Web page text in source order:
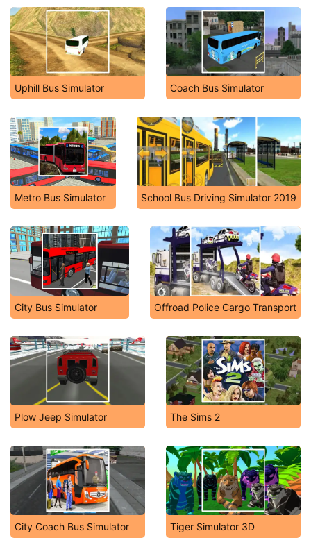
Uphill Bus Simulator Coach Bus Simulator
Metro Bus Simulator School Bus Driving Simulator 2019
City Bus Simulator Offroad Police Cargo Transport
Plow Jeep Simulator The Sims 2
City Coach Bus Simulator Tiger Simulator 3D